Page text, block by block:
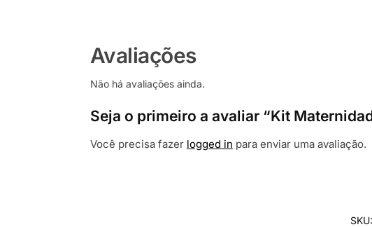
Avaliações
Não há avaliações ainda.
Seja o primeiro a avaliar “Kit
Você precisa fazer logged in para enviar uma avaliação.
SKU: